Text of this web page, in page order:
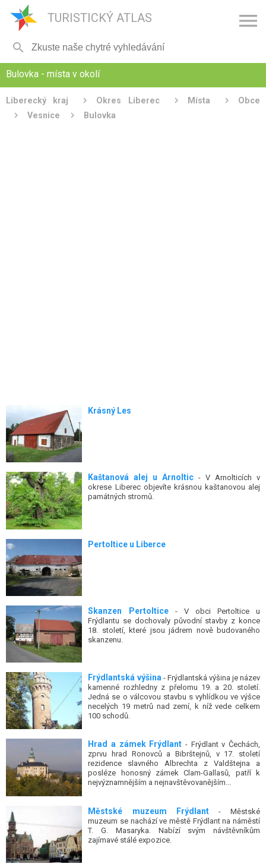
TURISTICKÝ ATLAS 

Bulovka - místa v okolí
Liberecký kraj Okres Liberec Místa
Obce
Vesnice
Bulovka
Krásný Les
Kaštanová alej u Arnoltic - V Arnolticích v
okrese Liberec objevíte krásnou kaštanovou alej
památných stromů.
Pertoltice u Liberce
Skanzen Pertoltice- V obci Pertoltice u
Frýdlantu se dochovaly původní stavby z konce
18. století, které jsou jádrem nově budovaného
skanzenu.
Frýdlantská výšina- Frýdlantská výšina je název
kamenné rozhledny z přelomu 19. a 20. století.
Jedná se o válcovou stavbu s vyhlídkou ve výšce
necelých 19 metrů nad zemí, k níž vede celkem
100 schodů.
Hrad a zámek Frýdlant - Frýdlant v Čechách,
zprvu hrad Ronovců a Bibrštejnů, v 17. století
rezidence slavného Albrechta z Valdštejna a
posléze honosný zámek Clam-Gallasů, patří k
nejvýznamnějším a nejnavštěvovanějším...
Městské muzeum Frýdlant- Městské
muzeum se nachází ve městě Frýdlant na náměstí
T. G. Masaryka. Nabízí svým návštěvníkům
zajímavé stálé expozice.